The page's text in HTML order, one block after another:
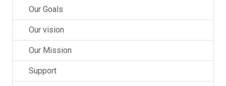
Our Goals
Our vision
Our Mission
Support